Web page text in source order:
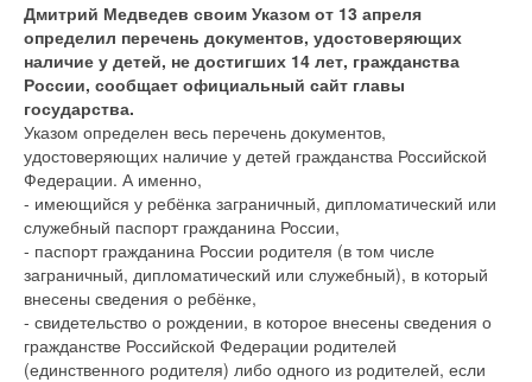
Дмитрий Медведев своим Указом от 13 апреля
определил перечень документов, удостоверяющих
наличие у детей, не достигших 14 лет, гражданства
России, сообщает официальный сайт главы
государства.
Указом определен весь перечень документов,
удостоверяющих наличие у детей гражданства Российской
Федерации. А именно,
- имеющийся у ребёнка заграничный, дипломатический или
служебный паспорт гражданина России,
- паспорт гражданина России родителя (в том числе
заграничный, дипломатический или служебный), в который
внесены сведения о ребёнке,
- свидетельство о рождении, в которое внесены сведения о
гражданстве Российской Федерации родителей
(единственного родителя) либо одного из родителей, если